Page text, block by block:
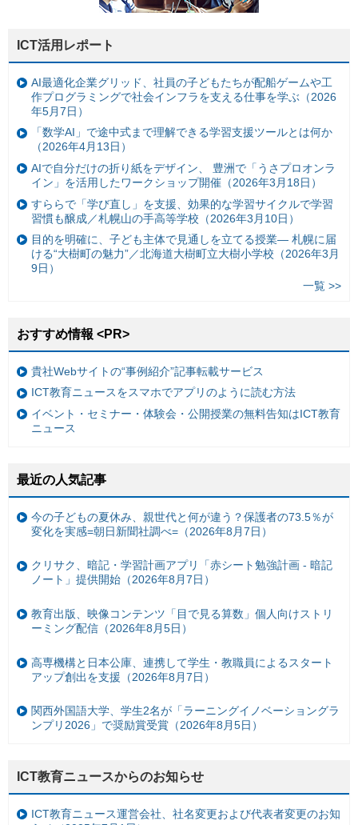
ICT活用レポート
AI最適化企業グリッド、社員の子どもたちが配船ゲームや工
作プログラミングで社会インフラを支える仕事を学ぶ（2026
年5月7日）
「数学AI」で途中式まで理解できる学習支援ツールとは何か
（2026年4月13日）
AIで自分だけの折り紙をデザイン、 豊洲で「うさプロオンラ
イン」を活用したワークショップ開催（2026年3月18日）
すららで「学び直し」を支援、効果的な学習サイクルで学習
習慣も醸成／札幌山の手高等学校（2026年3月10日）
目的を明確に、子ども主体で見通しを立てる授業— 札幌に届
ける“大樹町の魅力”／北海道大樹町立大樹小学校（2026年3月
9日）
一覧 >>
おすすめ情報 <PR>
貴社Webサイトの“事例紹介”記事転載サービス
ICT教育ニュースをスマホでアプリのように読む方法
イベント・セミナー・体験会・公開授業の無料告知はICT教育
ニュース
最近の人気記事
今の子どもの夏休み、親世代と何が違う？保護者の73.5％が
変化を実感=朝日新聞社調べ=（2026年8月7日）
クリサク、暗記・学習計画アプリ「赤シート勉強計画 - 暗記
ノート」提供開始（2026年8月7日）
教育出版、映像コンテンツ「目で見る算数」個人向けストリ
ーミング配信（2026年8月5日）
高専機構と日本公庫、連携して学生・教職員によるスタート
アップ創出を支援（2026年8月7日）
関西外国語大学、学生2名が「ラーニングイノベーショングラ
ンプリ2026」で奨励賞受賞（2026年8月5日）
ICT教育ニュースからのお知らせ
ICT教育ニュース運営会社、社名変更および代表者変更のお知